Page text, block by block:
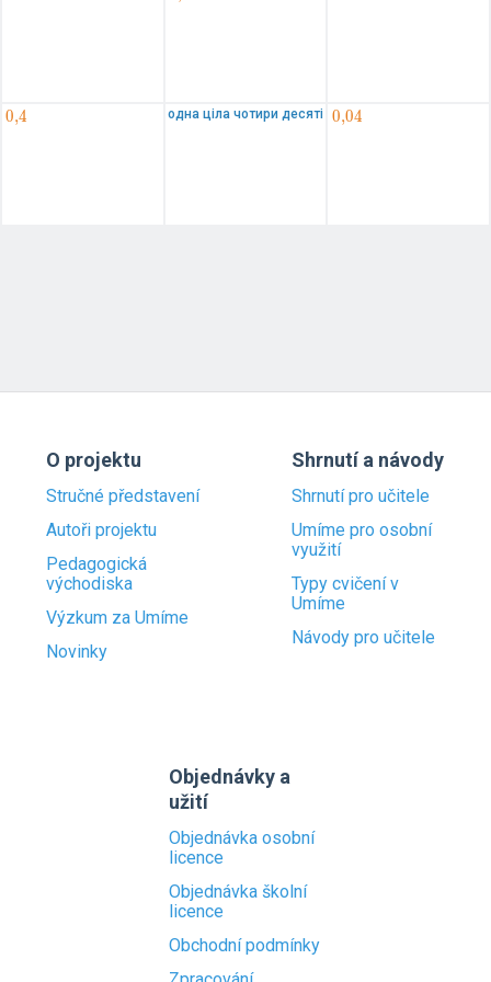
0{,}4
0,4 одна ціла чотири десяті 0{,}04
0,04
O projektu
Stručné představení
Autoři projektu
Pedagogická
východiska
Výzkum za Umíme
Novinky
Shrnutí a návody
Shrnutí pro učitele
Umíme pro osobní
využití
Typy cvičení v
Umíme
Návody pro učitele
Objednávky a
užití
Objednávka osobní
licence
Objednávka školní
licence
Obchodní podmínky